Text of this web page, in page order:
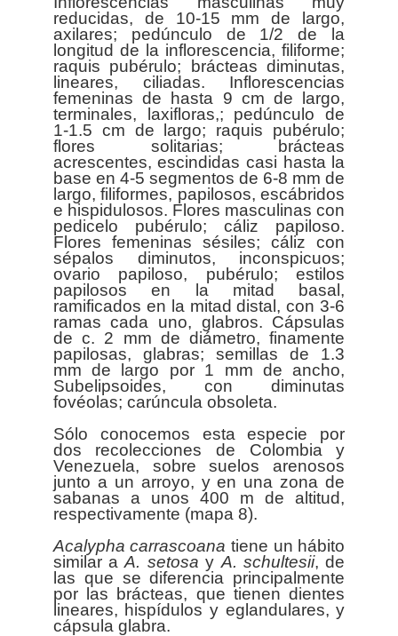
reducidas, de 10-15 mm de largo,
axilares; pedúnculo de 1/2 de la
longitud de la inflorescencia, filiforme;
raquis pubérulo; brácteas diminutas,
lineares, ciliadas. Inflorescencias
femeninas de hasta 9 cm de largo,
terminales, laxifloras,; pedúnculo de
1-1.5 cm de largo; raquis pubérulo;
flores solitarias; brácteas
acrescentes, escindidas casi hasta la
base en 4-5 segmentos de 6-8 mm de
largo, filiformes, papilosos, escábridos
e hispidulosos. Flores masculinas con
pedicelo pubérulo; cáliz papiloso.
Flores femeninas sésiles; cáliz con
sépalos diminutos, inconspicuos;
ovario papiloso, pubérulo; estilos
papilosos en la mitad basal,
ramificados en la mitad distal, con 3-6
ramas cada uno, glabros. Cápsulas
de c. 2 mm de diámetro, finamente
papilosas, glabras; semillas de 1.3
mm de largo por 1 mm de ancho,
Subelipsoides, con diminutas
fovéolas; carúncula obsoleta.
Sólo conocemos esta especie por
dos recolecciones de Colombia y
Venezuela, sobre suelos arenosos
junto a un arroyo, y en una zona de
sabanas a unos 400 m de altitud,
respectivamente (mapa 8).
Acalypha carrascoana tiene un hábito
similar aA. setosa y A. schultesii, de
las que se diferencia principalmente
por las brácteas, que tienen dientes
lineares, hispídulos y eglandulares, y
cápsula glabra.